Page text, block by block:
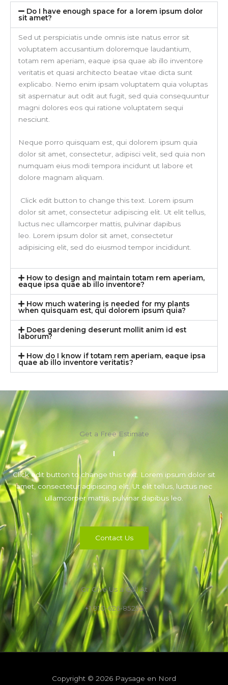
Do I have enough space for a lorem ipsum dolor
sit amet?
Sed ut perspiciatis unde omnis iste natus error sit
voluptatem accusantium doloremque laudantium,
totam rem aperiam, eaque ipsa quae ab illo inventore
veritatis et quasi architecto beatae vitae dicta sunt
explicabo. Nemo enim ipsam voluptatem quia voluptas
sit aspernatur aut odit aut fugit, sed quia consequuntur
magni dolores eos qui ratione voluptatem sequi
nesciunt.
Neque porro quisquam est, qui dolorem ipsum quia
dolor sit amet, consectetur, adipisci velit, sed quia non
numquam eius modi tempora incidunt ut labore et
dolore magnam aliquam.
Click edit button to change this text. Lorem ipsum
dolor sit amet, consectetur adipiscing elit. Ut elit tellus,
luctus nec ullamcorper mattis, pulvinar dapibus
leo. Lorem ipsum dolor sit amet, consectetur
adipisicing elit, sed do eiusmod tempor incididunt.
How to design and maintain totam rem aperiam,
eaque ipsa quae ab illo inventore?
How much watering is needed for my plants
when quisquam est, qui dolorem ipsum quia?
Does gardening deserunt mollit anim id est
laborum?
How do I know if totam rem aperiam, eaque ipsa
quae ab illo inventore veritatis?
Get a Free Estimate
Click edit button to change this text. Lorem ipsum dolor sit
amet, consectetur adipiscing elit. Ut elit tellus, luctus nec
ullamcorper mattis, pulvinar dapibus leo.
Contact Us
Or Give Us a Call At
+1 910-626-85255
Copyright © 2026 Paysage en Nord